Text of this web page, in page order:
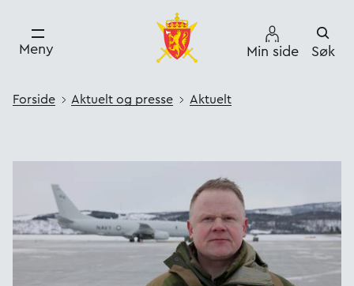
Meny Min side Søk
Forside Aktuelt og presse Aktuelt